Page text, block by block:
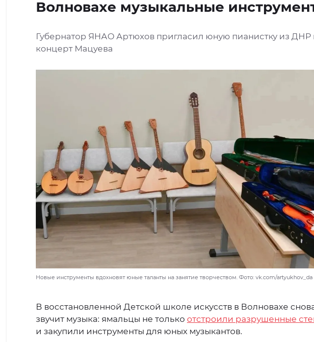
Волновахе музыкальные
Губернатор ЯНАО Артюхов пригласил юную пианистку из ДНР
концерт Мацуева
Новые инструменты вдохновят юные таланты на занятие творчеством. Фото: vk.com/artyukhov_da
В восстановленной Детской школе искусств в Волновахе
звучит музыка: ямальцы не только отстроили разрушенные
и закупили инструменты для юных музыкантов.